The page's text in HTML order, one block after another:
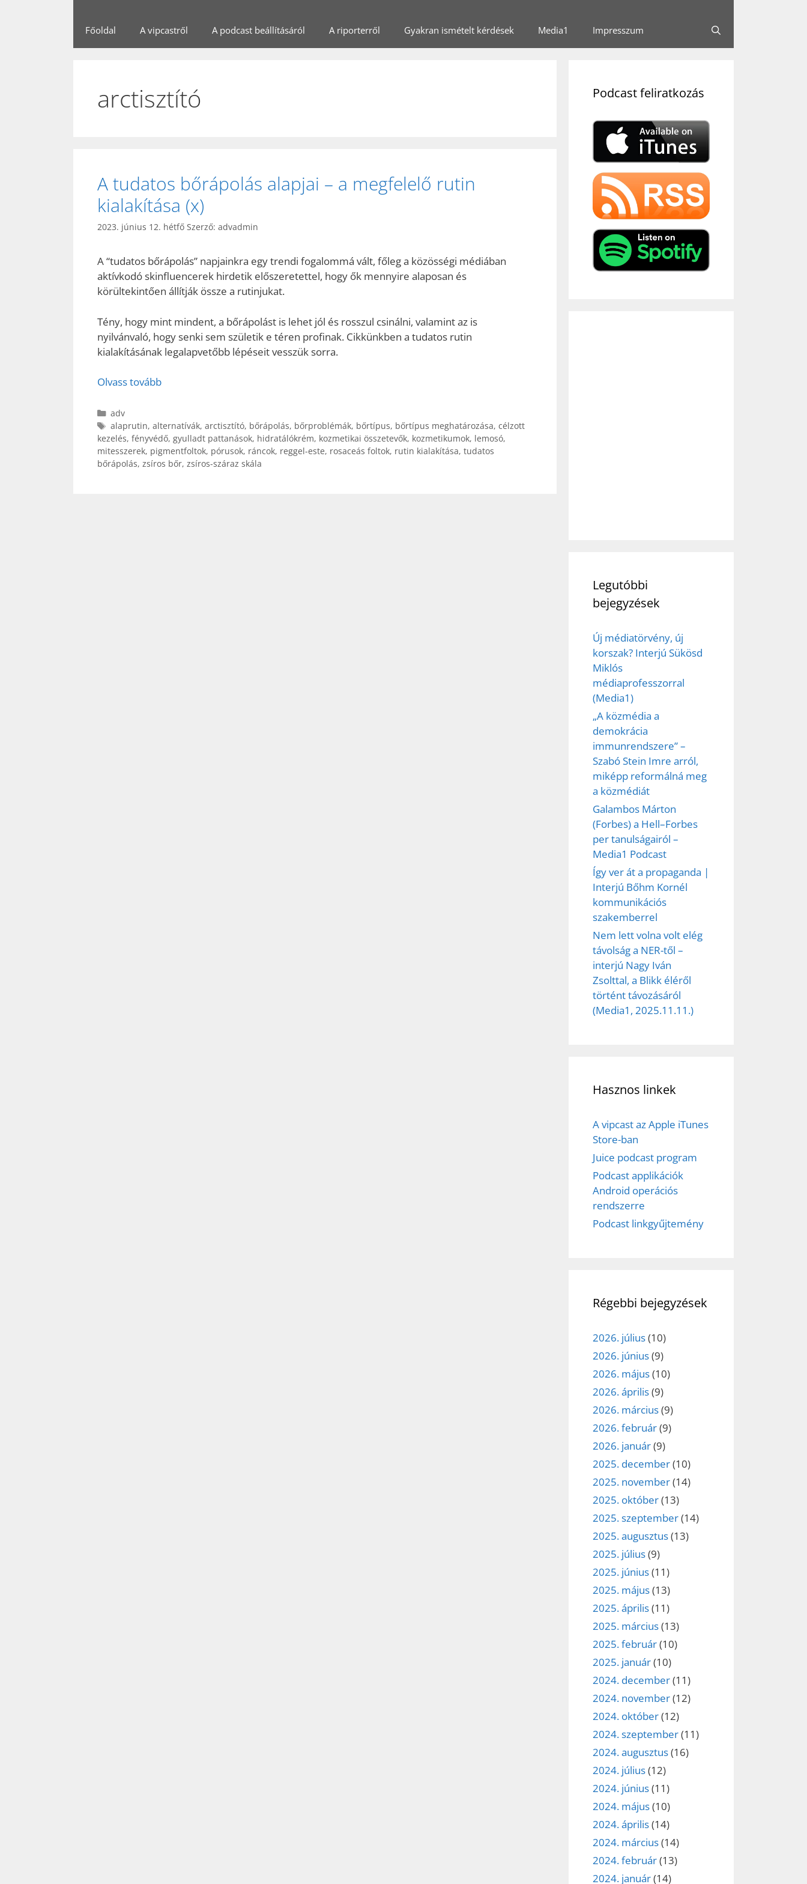
Főoldal A vipcastről A podcast beállításáról A riporterről Gyakran ismételt kérdések Media1 Impresszum
arctisztító
A tudatos bőrápolás alapjai – a megfelelő rutin
kialakítása (x)
2023. június 12. hétfő Szerző: advadmin
A “tudatos bőrápolás” napjainkra egy trendi fogalommá vált, főleg a közösségi médiában
aktívkodó skinfluencerek hirdetik előszeretettel, hogy ők mennyire alaposan és
körültekintően állítják össze a rutinjukat.
Tény, hogy mint mindent, a bőrápolást is lehet jól és rosszul csinálni, valamint az is
nyilvánvaló, hogy senki sem születik e téren profinak. Cikkünkben a tudatos rutin
kialakításának legalapvetőbb lépéseit vesszük sorra.
Olvass tovább
Kategória
adv
Címkék
alaprutin, alternatívák, arctisztító, bőrápolás, bőrproblémák, bőrtípus, bőrtípus meghatározása, célzott
kezelés, fényvédő, gyulladt pattanások, hidratálókrém, kozmetikai összetevők, kozmetikumok, lemosó,
mitesszerek, pigmentfoltok, pórusok, ráncok, reggel-este, rosaceás foltok, rutin kialakítása, tudatos
bőrápolás, zsíros bőr, zsíros-száraz skála
Podcast feliratkozás
Legutóbbi
bejegyzések
Új médiatörvény, új
korszak? Interjú Sükösd
Miklós
médiaprofesszorral
(Media1)
„A közmédia a
demokrácia
immunrendszere” –
Szabó Stein Imre arról,
miképp reformálná meg
a közmédiát
Galambos Márton
(Forbes) a Hell–Forbes
per tanulságairól –
Media1 Podcast
Így ver át a propaganda |
Interjú Bőhm Kornél
kommunikációs
szakemberrel
Nem lett volna volt elég
távolság a NER-től –
interjú Nagy Iván
Zsolttal, a Blikk éléről
történt távozásáról
(Media1, 2025.11.11.)
Hasznos linkek
A vipcast az Apple iTunes
Store-ban
Juice podcast program
Podcast applikációk
Android operációs
rendszerre
Podcast linkgyűjtemény
Régebbi bejegyzések
2026. július(10)
2026. június(9)
2026. május(10)
2026. április(9)
2026. március(9)
2026. február(9)
2026. január(9)
2025. december(10)
2025. november(14)
2025. október(13)
2025. szeptember(14)
2025. augusztus(13)
2025. július(9)
2025. június(11)
2025. május(13)
2025. április(11)
2025. március(13)
2025. február(10)
2025. január(10)
2024. december(11)
2024. november(12)
2024. október(12)
2024. szeptember(11)
2024. augusztus(16)
2024. július(12)
2024. június(11)
2024. május(10)
2024. április(14)
2024. március(14)
2024. február(13)
2024. január(14)